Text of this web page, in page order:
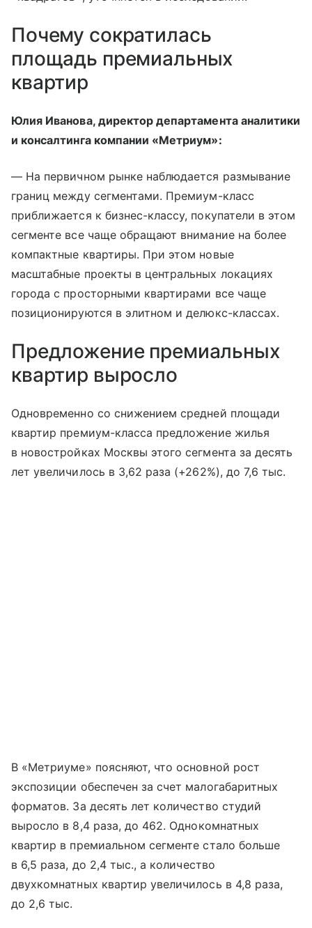
Почему сократилась
площадь премиальных
квартир
Юлия Иванова, директор департамента аналитики
и консалтинга компании «Метриум»:
— На первичном рынке наблюдается размывание
границ между сегментами. Премиум-класс
приближается к бизнес-классу, покупатели в этом
сегменте все чаще обращают внимание на более
компактные квартиры. При этом новые
масштабные проекты в центральных локациях
города с просторными квартирами все чаще
позиционируются в элитном и делюкс-классах.
Предложение премиальных
квартир выросло
Одновременно со снижением средней площади
квартир премиум-класса предложение жилья
в новостройках Москвы этого сегмента за десять
лет увеличилось в 3,62 раза (+262%), до 7,6 тыс.
В «Метриуме» поясняют, что основной рост
экспозиции обеспечен за счет малогабаритных
форматов. За десять лет количество студий
выросло в 8,4 раза, до 462. Однокомнатных
квартир в премиальном сегменте стало больше
в 6,5 раза, до 2,4 тыс., а количество
двухкомнатных квартир увеличилось в 4,8 раза,
до 2,6 тыс.